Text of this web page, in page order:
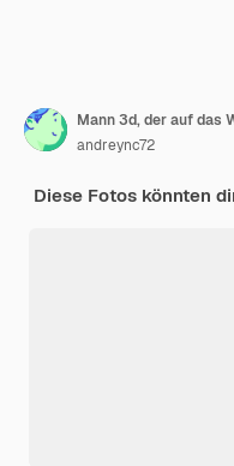
Mann 3d, der auf das
andreync72
Diese Fotos könnten